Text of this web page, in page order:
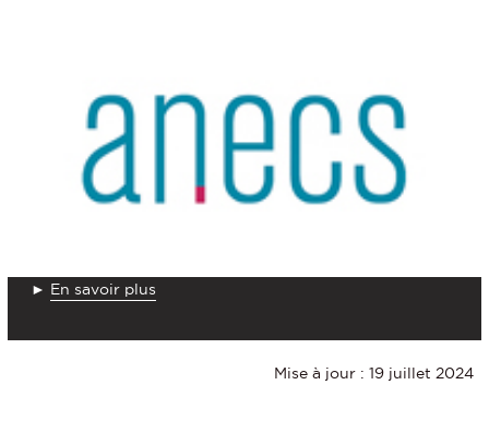
► En savoir plus
Mise à jour : 19 juillet 2024